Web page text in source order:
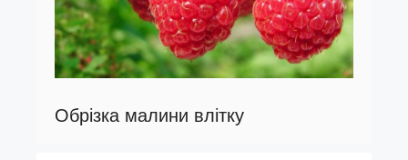
Обрізка малини влітку